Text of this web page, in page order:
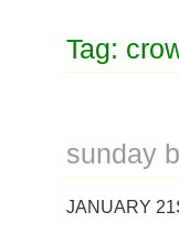
Tag:
sunday
JANUARY